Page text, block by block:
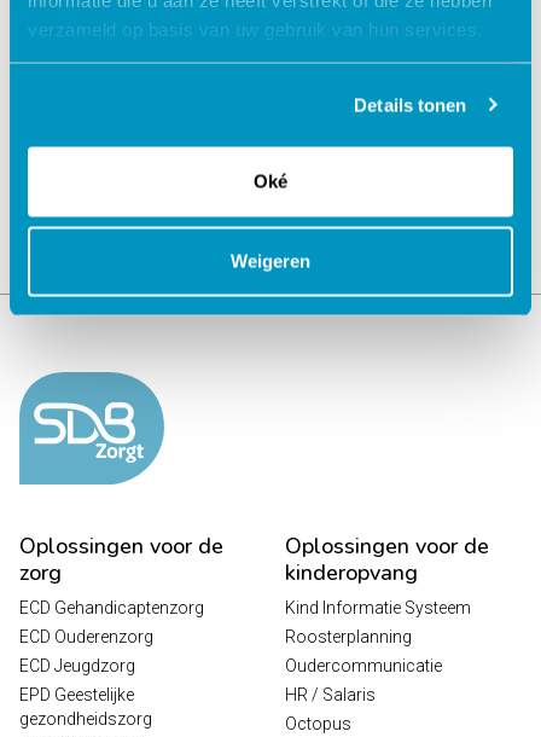
verzameld op basis van uw gebruik van hun services.
Details tonen
Oké
Weigeren
Oplossingen voor de
zorg
ECD Gehandicaptenzorg
ECD Ouderenzorg
ECD Jeugdzorg
EPD Geestelijke
gezondheidszorg
Oplossingen voor de
kinderopvang
Kind Informatie Systeem
Roosterplanning
Oudercommunicatie
HR / Salaris
Octopus